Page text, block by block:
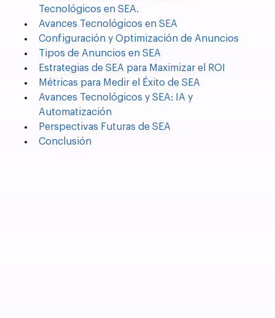
Tecnológicos en SEA.
Avances Tecnológicos en SEA
Configuración y Optimización de Anuncios
Tipos de Anuncios en SEA
Estrategias de SEA para Maximizar el ROI
Métricas para Medir el Éxito de SEA
Avances Tecnológicos y SEA: IA y
Automatización
Perspectivas Futuras de SEA
Conclusión